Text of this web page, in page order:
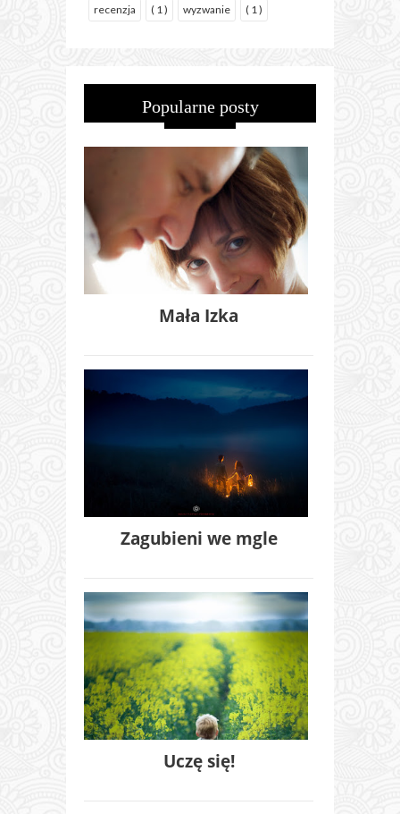
recenzja ( 1 ) wyzwanie ( 1 )
Popularne posty
Mała Izka
Zagubieni we mgle
Uczę się!